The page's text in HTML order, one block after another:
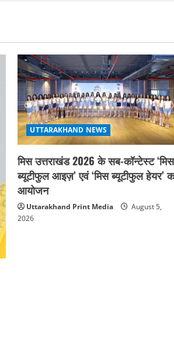
UTTARAKHAND NEWS
मिस उत्तराखंड 2026 के सब-कॉन्टेस्ट ‘मिस
ब्यूटीफुल आइज़’ एवं ‘मिस ब्यूटीफुल हेयर’
आयोजन
Uttarakhand Print Media
August 5,
2026